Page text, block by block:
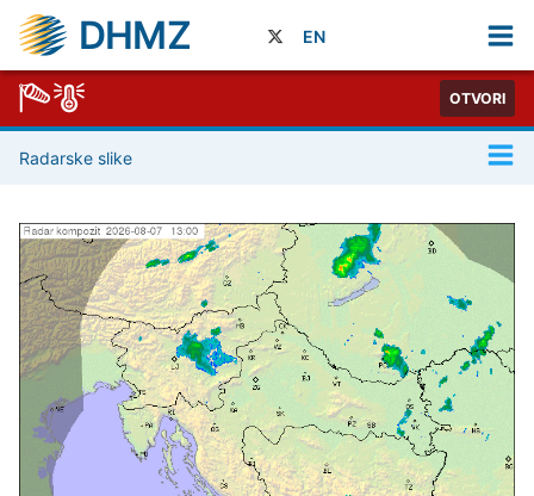
DHMZ EN
OTVORI
Radarske slike